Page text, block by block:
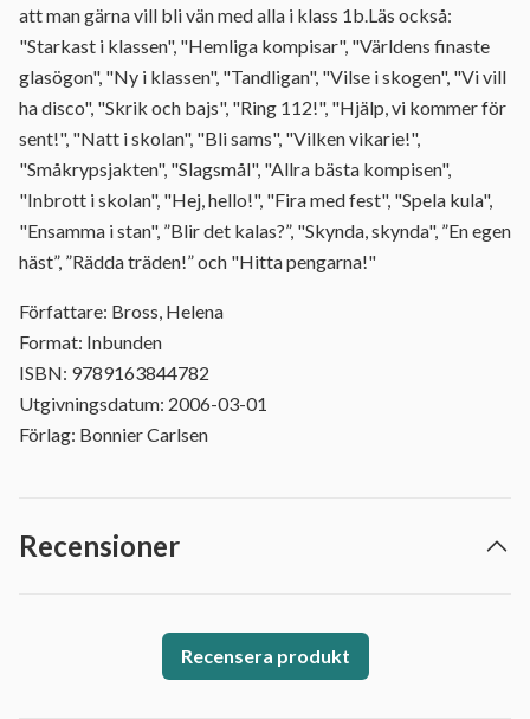
att man gärna vill bli vän med alla i klass 1b.Läs också:
"Starkast i klassen", "Hemliga kompisar", "Världens finaste
glasögon", "Ny i klassen", "Tandligan", "Vilse i skogen", "Vi vill
ha disco", "Skrik och bajs", "Ring 112!", "Hjälp, vi kommer för
sent!", "Natt i skolan", "Bli sams", "Vilken vikarie!",
"Småkrypsjakten", "Slagsmål", "Allra bästa kompisen",
"Inbrott i skolan", "Hej, hello!", "Fira med fest", "Spela kula",
"Ensamma i stan", ”Blir det kalas?”, "Skynda, skynda", ”En egen
häst”, ”Rädda träden!” och "Hitta pengarna!"
Författare: Bross, Helena
Format: Inbunden
ISBN: 9789163844782
Utgivningsdatum: 2006-03-01
Förlag: Bonnier Carlsen
Recensioner
Recensera produkt